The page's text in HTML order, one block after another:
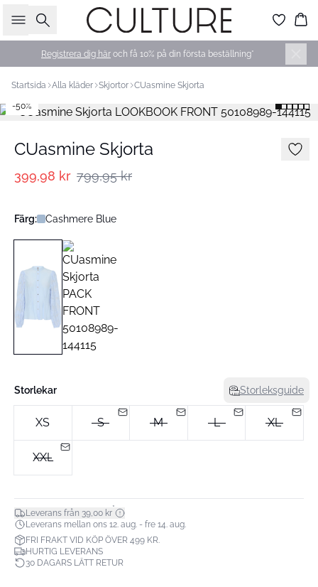
Sök
Registrera dig här och få 10% på din första beställning*
Startsida Alla kläder Skjortor CUasmine Skjorta
-50%
CUasmine Skjorta
399,98 kr 799,95 kr
Färg: Cashmere Blue
Storlekar Storleksguide
XS S M L XL
XXL
Leverans från 39,00 kr*
Leverans mellan ons 12. aug. - fre 14. aug.
FRI FRAKT VID KÖP ÖVER 499 KR.
HURTIG LEVERANS
30 DAGARS LÄTT RETUR